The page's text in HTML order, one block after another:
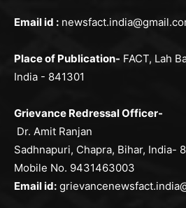
Email id :
Place of Publication- FACT, Lah
India - 841301
Grievance Redressal Officer-
Dr. Amit Ranjan
Sadhnapuri, Chapra, Bihar, India-
Mobile No. 9431463003
Email id: